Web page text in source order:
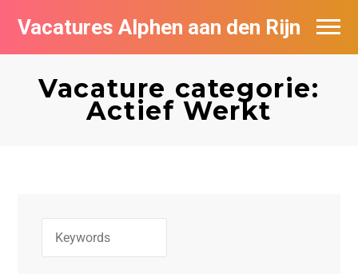
Vacatures Alphen aan den Rijn
Vacature categorie:
Actief Werkt
Vacatures per bedrijf in Alphen aan den
Rijn
De populairste vacatures in Alphen aan